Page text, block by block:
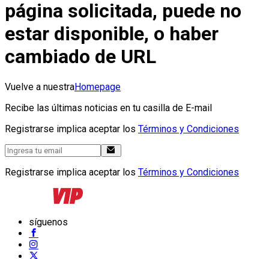
página solicitada, puede no
estar disponible, o haber
cambiado de URL
Vuelve a nuestraHomepage
Recibe las últimas noticias en tu casilla de E-mail
Registrarse implica aceptar los Términos y Condiciones
Registrarse implica aceptar los Términos y Condiciones
síguenos